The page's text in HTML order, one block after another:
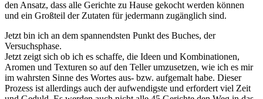
den Ansatz, dass alle Gerichte zu Hause gekocht werden können
und ein Großteil der Zutaten für jedermann zugänglich sind.
Jetzt bin ich an dem spannendsten Punkt des Buches, der
Versuchsphase.
Jetzt zeigt sich ob ich es schaffe, die Ideen und Kombinationen,
Aromen und Texturen so auf den Teller umzusetzen, wie ich es mir
im wahrsten Sinne des Wortes aus- bzw. aufgemalt habe. Dieser
Prozess ist allerdings auch der aufwendigste und erfordert viel Zeit